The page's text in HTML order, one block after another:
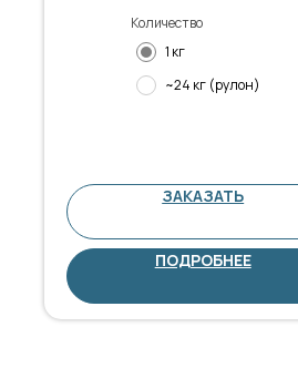
Количество
1 кг
~24 кг (рулон)
ЗАКАЗАТЬ
ПОДРОБНЕЕ